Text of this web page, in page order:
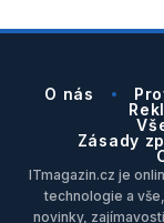
O nás
Zásady
ITmagazin.cz je
technologie a
novinky,